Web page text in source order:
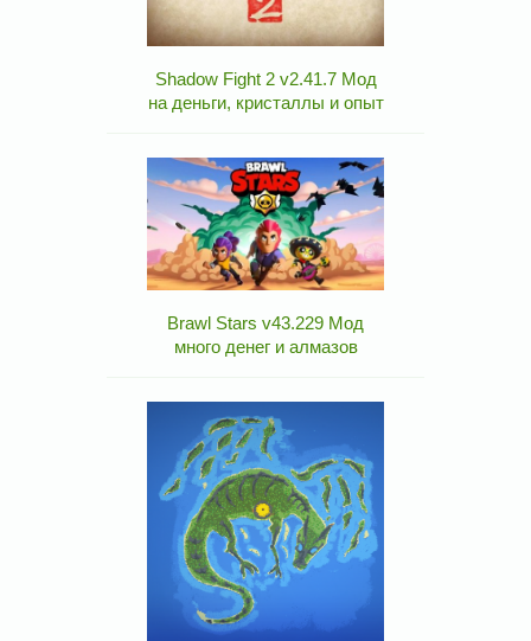
Shadow Fight 2 v2.41.7 Мод
на деньги, кристаллы и опыт
Brawl Stars v43.229 Мод
много денег и алмазов